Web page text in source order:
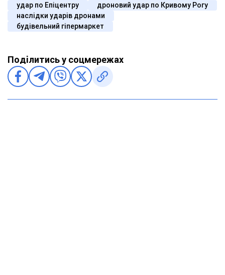
удар по Епіцентру
дроновий удар по Кривому Рогу
наслідки ударів дронами
будівельний гіпермаркет
Поділитись у соцмережах